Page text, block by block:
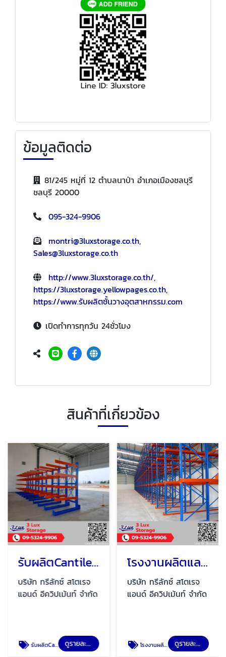
ข้อมูลติดต่อ
81/245 หมู่ที่ 12 ตำบลนาป่า อำเภอเมืองชลบุรี
ชลบุรี 20000
095-324-9906
montri@3luxstorage.co.th,
Sales@3luxstorage.co.th
http://www.3luxstorage.co.th/,
https://3luxstorage.yellowpages.co.th,
https://www.รับผลิตชั้นวางอุตสาหกรรม.com
เปิดทำการทุกวัน 24ชั่วโมง
สินค้าที่เกี่ยวข้อง
รับผลิตCantilever rack
บริษัท ทรีลักซ์ สโตเรจ
แอนด์ อีควิปเม้นท์ จำกัด
รับผลิตCantilever rack ดูรายละเอียด
โรงงานผลิตและออกแบบ Drive in pallet rack
บริษัท ทรีลักซ์ สโตเรจ
แอนด์ อีควิปเม้นท์ จำกัด
โรงงานผลิตและออกแบบ Drive in pallet rack ดูรายละเอียด